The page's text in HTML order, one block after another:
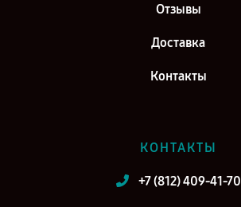
Отзывы
Доставка
Контакты
КОНТАКТЫ
+7 (812) 409-41-70